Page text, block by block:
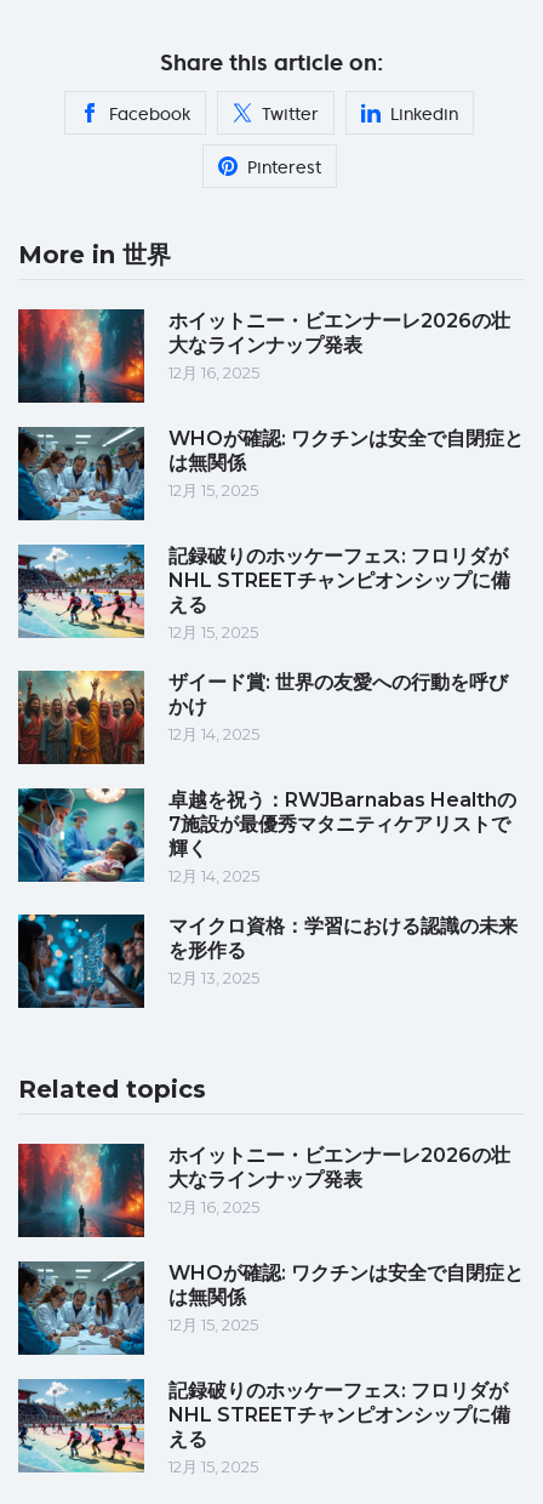
Share this article on:
Facebook Twitter Linkedin
Pinterest
More in 世界
ホイットニー・ビエンナーレ2026の壮
大なラインナップ発表
12月 16, 2025
WHOが確認: ワクチンは安全で自閉症と
は無関係
12月 15, 2025
記録破りのホッケーフェス: フロリダが
NHL STREETチャンピオンシップに備
える
12月 15, 2025
ザイード賞: 世界の友愛への行動を呼び
かけ
12月 14, 2025
卓越を祝う：RWJBarnabas Healthの
7施設が最優秀マタニティケアリストで
輝く
12月 14, 2025
マイクロ資格：学習における認識の未来
を形作る
12月 13, 2025
Related topics
ホイットニー・ビエンナーレ2026の壮
大なラインナップ発表
12月 16, 2025
WHOが確認: ワクチンは安全で自閉症と
は無関係
12月 15, 2025
記録破りのホッケーフェス: フロリダが
NHL STREETチャンピオンシップに備
える
12月 15, 2025